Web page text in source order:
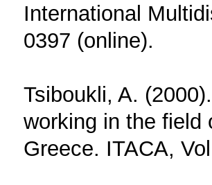
International
0397 (online).
Tsiboukli, A.
working in the field
Greece. ITACA,